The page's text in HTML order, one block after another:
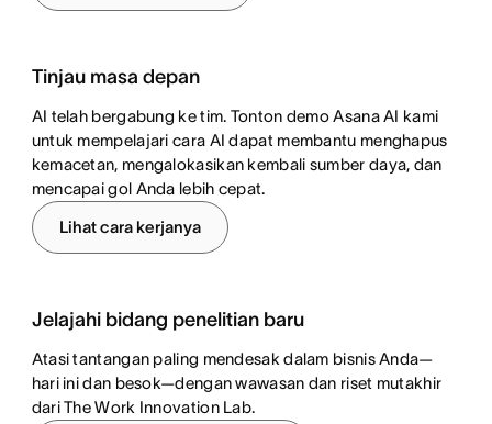
Tinjau masa depan
AI telah bergabung ke tim. Tonton demo Asana AI kami
untuk mempelajari cara AI dapat membantu menghapus
kemacetan, mengalokasikan kembali sumber daya, dan
mencapai gol Anda lebih cepat.
Lihat cara kerjanya
Jelajahi bidang penelitian baru
Atasi tantangan paling mendesak dalam bisnis Anda—
hari ini dan besok—dengan wawasan dan riset mutakhir
dari The Work Innovation Lab.